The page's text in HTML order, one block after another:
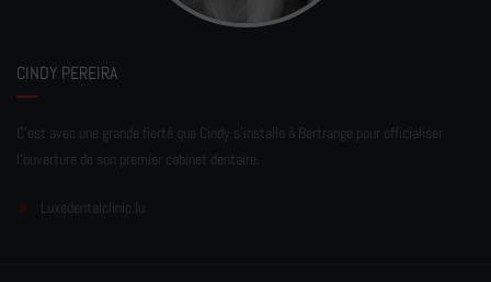
CINDY PEREIRA
C'est avec une grande fierté que Cindy s'installe à Bertrange pour officialiser
l'ouverture de son premier cabinet dentaire.
Luxedentalclinic.lu